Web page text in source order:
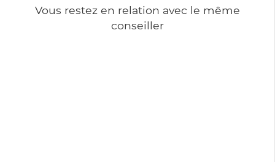
Vous restez en relation avec le même
conseiller